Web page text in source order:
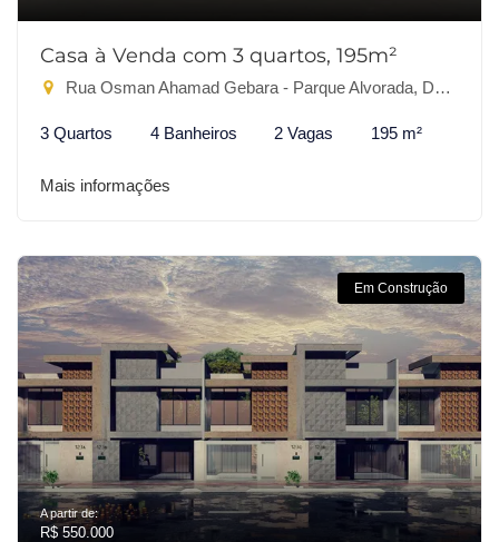
Casa à Venda com 3 quartos, 195m²
Rua Osman Ahamad Gebara - Parque Alvorada, Dourados-MS
3 Quartos 4 Banheiros 2 Vagas 195 m²
Mais informações
Em Construção
A partir de:
R$ 550.000